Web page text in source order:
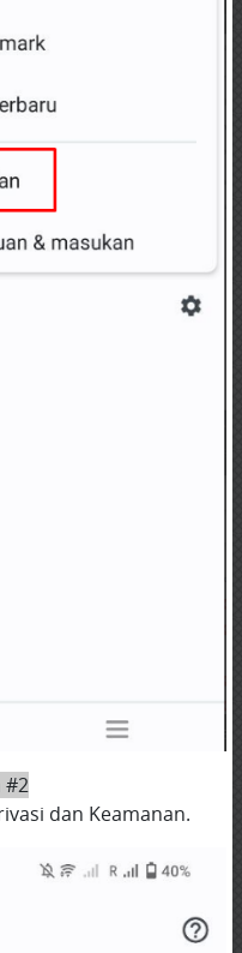
#2
dan Keamanan.